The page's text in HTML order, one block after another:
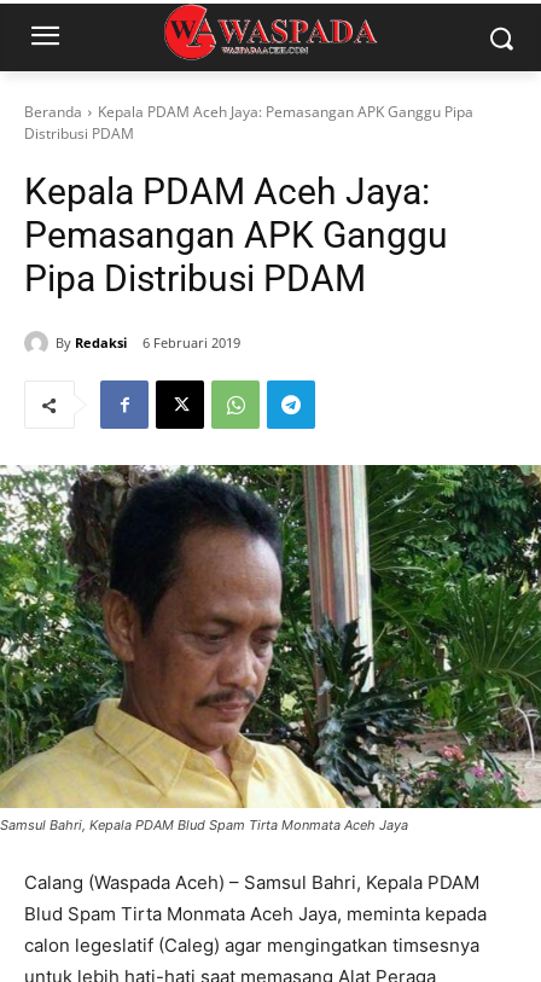
Beranda
Kepala PDAM Aceh Jaya: Pemasangan APK Ganggu Pipa
Distribusi PDAM
Kepala PDAM Aceh Jaya:
Pemasangan APK Ganggu
Pipa Distribusi PDAM
By Redaksi 6 Februari 2019
Samsul Bahri, Kepala PDAM Blud Spam Tirta Monmata Aceh Jaya
Calang (Waspada Aceh) – Samsul Bahri, Kepala PDAM
Blud Spam Tirta Monmata Aceh Jaya, meminta kepada
calon legeslatif (Caleg) agar mengingatkan timsesnya
untuk lebih hati-hati saat memasang Alat Peraga